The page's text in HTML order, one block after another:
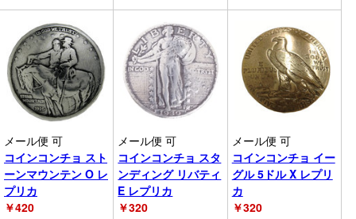
メール便 可
コインコンチョ スト
ーンマウンテン O レ
プリカ
￥420
メール便 可
コインコンチョ スタ
ンディング リバティ
E レプリカ
￥320
メール便 可
コインコンチョ イー
グル 5ドル X レプリ
カ
￥320